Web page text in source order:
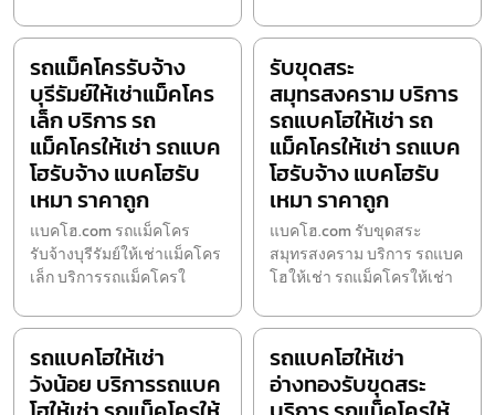
รถแม็คโครรับจ้าง
บุรีรัมย์ให้เช่าแม็คโคร
เล็ก บริการ รถ
แม็คโครให้เช่า รถแบค
โฮรับจ้าง แบคโฮรับ
เหมา ราคาถูก
แบคโฮ.com รถแม็คโคร
รับจ้างบุรีรัมย์ให้เช่าแม็คโคร
เล็ก บริการรถแม็คโครใ
รับขุดสระ
สมุทรสงคราม บริการ
รถแบคโฮให้เช่า รถ
แม็คโครให้เช่า รถแบค
โฮรับจ้าง แบคโฮรับ
เหมา ราคาถูก
แบคโฮ.com รับขุดสระ
สมุทรสงคราม บริการ รถแบค
โฮให้เช่า รถแม็คโครให้เช่า
รถแบคโฮให้เช่า
วังน้อย บริการรถแบค
รถแบคโฮให้เช่า
อ่างทองรับขุดสระ